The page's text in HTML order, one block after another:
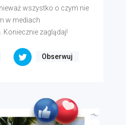
wszystko o czym nie
w mediach
Koniecznie zaglądaj!
Obserwuj